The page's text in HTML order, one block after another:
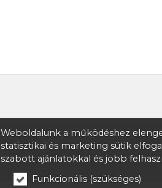
Weboldalunk a működéshez
statisztikai és marketing sütik
szabott ajánlatokkal és jobb
Funkcionális (szükséges)